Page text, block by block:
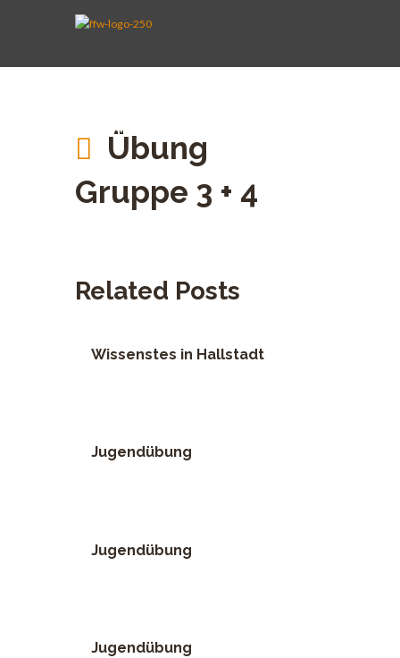
FUHRPARK
Übung
Gruppe 3 + 4
Related Posts
Wissenstes in Hallstadt
Jugendübung
Jugendübung
Jugendübung